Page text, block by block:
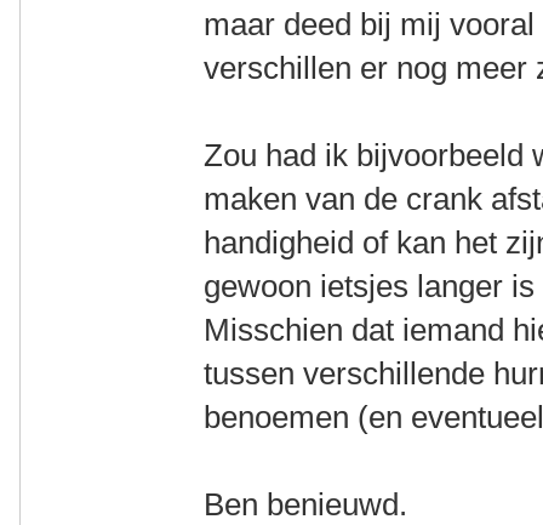
maar deed bij mij
verschillen er nog meer
Zou had ik bijvoorbeeld
maken van de crank
handigheid of kan het
gewoon ietsjes langer
Misschien dat iemand
tussen verschillende
benoemen (en
Ben benieuwd.